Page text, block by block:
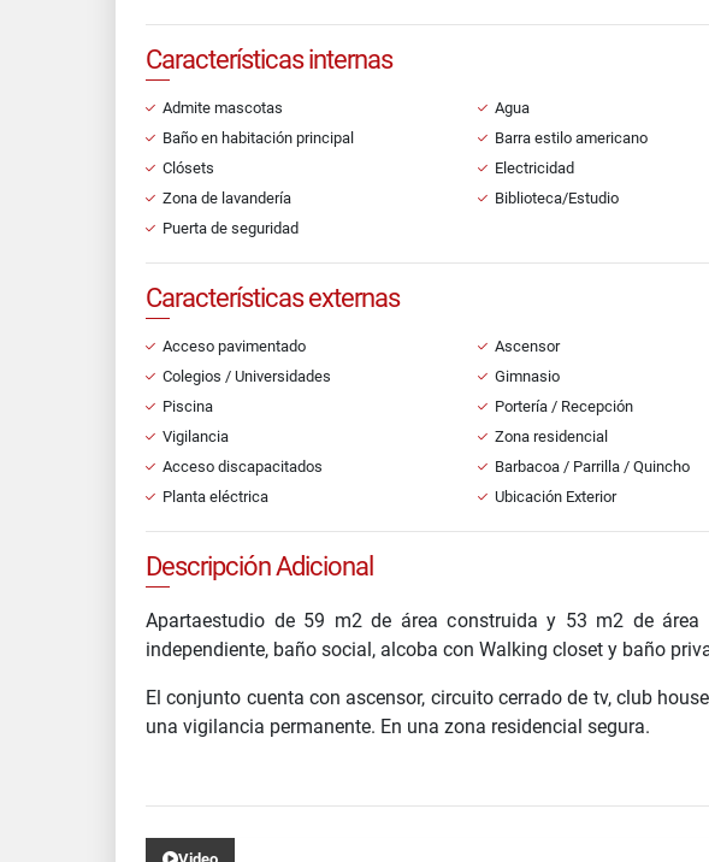
Características internas
Admite mascotas Agua
Baño en habitación principal
Barra estilo americano
Clósets
Electricidad
Zona de lavandería
Biblioteca/Estudio
Puerta de seguridad
Características externas
Acceso pavimentado Ascensor
Colegios / Universidades
Gimnasio
Piscina
Portería / Recepción
Vigilancia
Zona residencial
Acceso discapacitados
Barbacoa / Parrilla / Quincho
Planta eléctrica
Ubicación Exterior
Descripción Adicional
Apartaestudio de 59 m2 de área construida y 53 m2 de
independiente, baño social, alcoba con Walking closet y baño
El conjunto cuenta con ascensor, circuito cerrado de tv, club
una vigilancia permanente. En una zona residencial segura.